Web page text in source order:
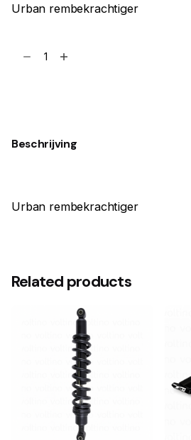
Urban rembekrachtiger
Beschrijving
Urban rembekrachtiger
Related products